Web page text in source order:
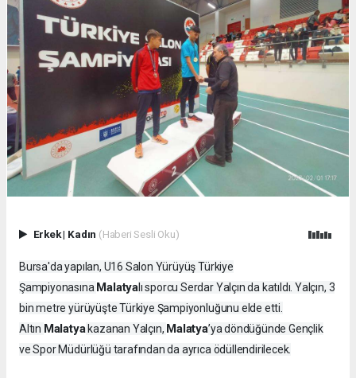
Erkek| Kadın (Haberi Sesli Oku)
Bursa'da yapılan, U16 Salon Yürüyüş Türkiye
ŞampiyonasınaMalatyalı sporcu Serdar Yalçın da katıldı. Yalçın, 3
bin metre yürüyüşte Türkiye Şampiyonluğunu elde etti.
Altın Malatyakazanan Yalçın, Malatya’ya döndüğünde Gençlik
ve Spor Müdürlüğü tarafından da ayrıca ödüllendirilecek.